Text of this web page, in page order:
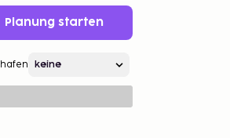
Planung starten